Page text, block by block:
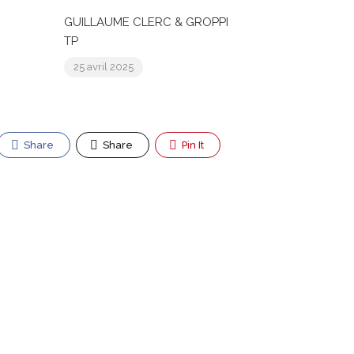
GUILLAUME CLERC & GROPPI
TP
25 avril 2025
Share Share Pin It